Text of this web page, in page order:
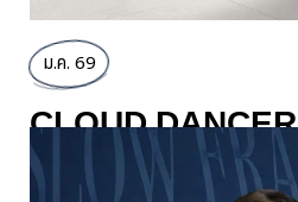
ม.ค. 69
CLOUD DANCER
COLLECTION